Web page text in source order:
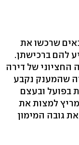
שרכשו את
להם ברכישתן.
ל-65% ממחירה החציוני של דירה
שהמענק נקבע
בפועל ובעצם
למצות את
גובה המימון